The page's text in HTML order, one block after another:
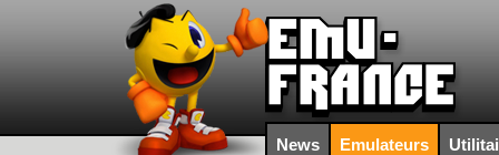
News Emulateurs